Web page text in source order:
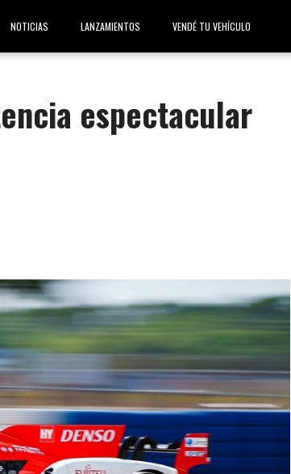
NOTICIAS LANZAMIENTOS VENDÉ TU VEHÍCULO
espectacular